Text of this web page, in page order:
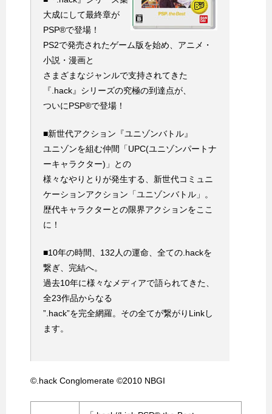
大成にして最終章が
PSP®で登場！
PS2で発売されたゲーム版を始め、アニメ・
小説・漫画と
さまざまなジャンルで支持されてきた
『.hack』シリーズの究極の到達点が、
ついにPSP®で登場！
■新世代アクション『ユニゾンバトル』
ユニゾンを組む仲間「UPC(ユニゾンパートナ
ーキャラクター)」との
様々なやりとりが発生する、新世代コミュニ
ケーションアクション「ユニゾンバトル」。
歴代キャラクターとの限界アクションをここ
に！
■10年の時間、132人の運命、全ての.hackを
繋ぎ、完結へ。
過去10年に様々なメディアで語られてきた、
全23作品からなる
”.hack”を完全網羅。その全てが繋がりLinkし
ます。
©.hack Conglomerate ©2010 NBGI